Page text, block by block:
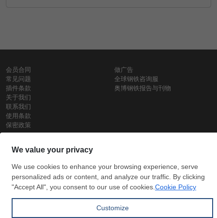
会员合同
常见问题
插件条款
关于我们
联系我们
使用条款
保密政策
做广告
全球钢铁咨询服
奥博钢铁报告与刊物
钢材价格
每日废钢价格
盘条价格
订
阅
信用卡支
付
支付宝支
付